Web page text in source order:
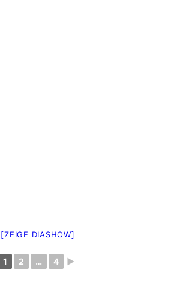
[ZEIGE DIASHOW]
1 2 … 4 ►